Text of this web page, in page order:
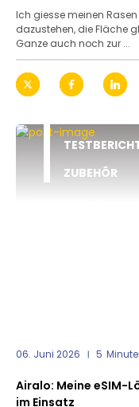
Ich giesse meinen
dazustehen, die Fläche
Ganze auch noch zur ...
ZUBEHÖR
06. Juni 2026 5
Airalo: Meine eSIM-
im Einsatz